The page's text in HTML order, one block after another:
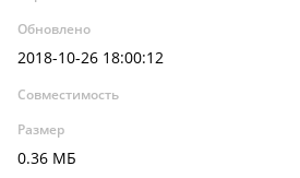
Обновлено
2018-10-26 18:00:12
Совместимость
Размер
0.36 МБ